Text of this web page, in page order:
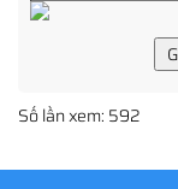
Số lần xem: 592